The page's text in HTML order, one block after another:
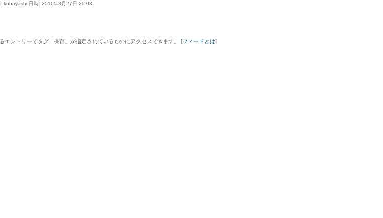
: kobayashi 日時: 2010年8月27日 20:03
エントリーでタグ「保育」が指定されているものにアクセスできます。 [フィードとは]